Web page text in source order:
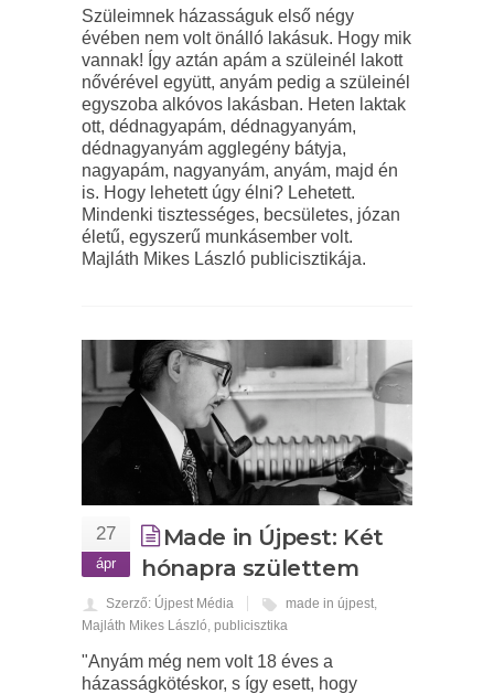
Szüleimnek házasságuk első négy
évében nem volt önálló lakásuk. Hogy mik
vannak! Így aztán apám a szüleinél lakott
nővérével együtt, anyám pedig a szüleinél
egyszoba alkóvos lakásban. Heten laktak
ott, dédnagyapám, dédnagyanyám,
dédnagyanyám agglegény bátyja,
nagyapám, nagyanyám, anyám, majd én
is. Hogy lehetett úgy élni? Lehetett.
Mindenki tisztességes, becsületes, józan
életű, egyszerű munkásember volt.
Majláth Mikes László publicisztikája.
27
ápr
Made in Újpest: Két
hónapra születtem
Szerző: Újpest Média made in újpest,
Majláth Mikes László, publicisztika
"Anyám még nem volt 18 éves a
házasságkötéskor, s így esett, hogy